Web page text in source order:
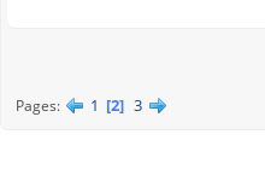
Pages 1 2 3